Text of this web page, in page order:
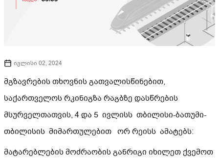
ივლისი 02, 2024
მგზავრების თხოვნის გათვალისწინებით,
საქართველოს რკინიგზა რაგბზე დასწრების
მსურველთათვის, 4 და 5 ივლისს თბილისი-ბათუმი-
თბილისის მიმართულებით ორ რეისს ამატებს:
მატარებლების მოძრაობის განრიგი იხილეთ ქვემოთ